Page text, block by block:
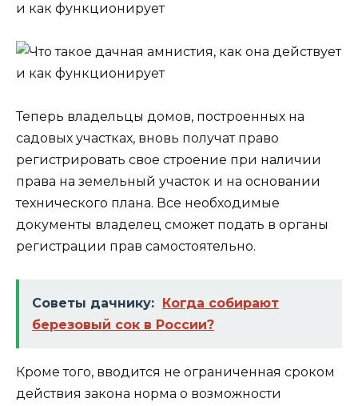
Теперь владельцы домов, построенных на
садовых участках, вновь получат право
регистрировать свое строение при наличии
права на земельный участок и на основании
технического плана. Все необходимые
документы владелец сможет подать в органы
регистрации прав самостоятельно.
Советы дачнику: Когда собирают
березовый сок в России?
Кроме того, вводится не ограниченная сроком
действия закона норма о возможности